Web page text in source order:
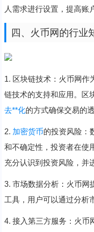
人需求进行设置，提高账
四、火币网的行业
1. 区块链技术：火币网作
链技术的支持和应用。区
去**化的方式确保交易的
2. 加密货币的投资风险：
和不确定性，投资者在使
充分认识到投资风险，并
3. 市场数据分析：火币网
工具，用户可以通过分析
4. 接入第三方服务：火币